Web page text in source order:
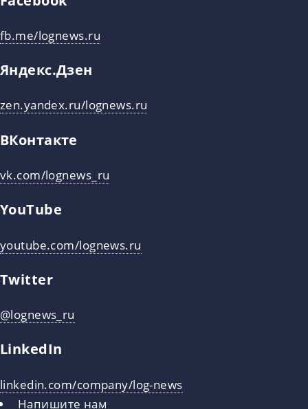
fb.me/lognews.ru
Яндекс.Дзен
zen.yandex.ru/lognews.ru
ВКонтакте
vk.com/lognews_ru
YouTube
youtube.com/lognews.ru
Twitter
@lognews_ru
LinkedIn
linkedin.com/company/log-news
Напишите нам